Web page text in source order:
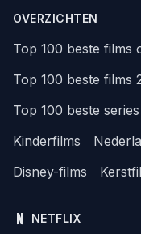
OVERZICHTEN
Top 100 beste films
Top 100 beste films
Top 100 beste
Kinderfilms
Disney-films
NETFLIX